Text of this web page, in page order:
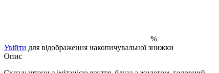
%
Увійти для відображення накопичувальної знижки
Опис